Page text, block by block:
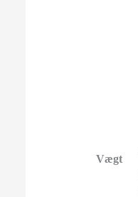
Vægt